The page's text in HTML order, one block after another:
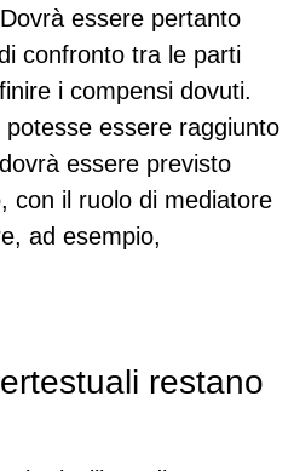
essere pertanto
confronto tra le parti
i compensi dovuti.
potesse essere raggiunto
essere previsto
con il ruolo di mediatore
ad esempio,
restano